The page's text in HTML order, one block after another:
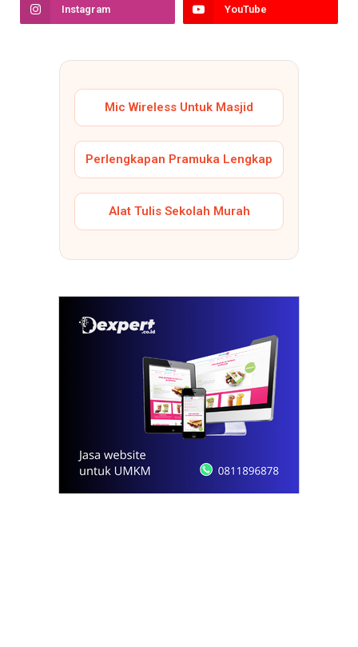
Instagram YouTube
Mic Wireless Untuk Masjid
Perlengkapan Pramuka Lengkap
Alat Tulis Sekolah Murah